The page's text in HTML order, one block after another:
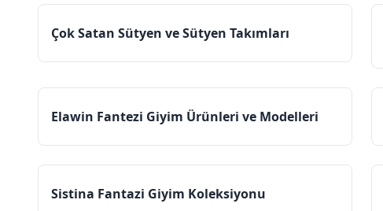
Çok Satan Sütyen ve Sütyen Takımları
Elawin Fantezi Giyim Ürünleri ve Modelleri
Sistina Fantazi Giyim Koleksiyonu